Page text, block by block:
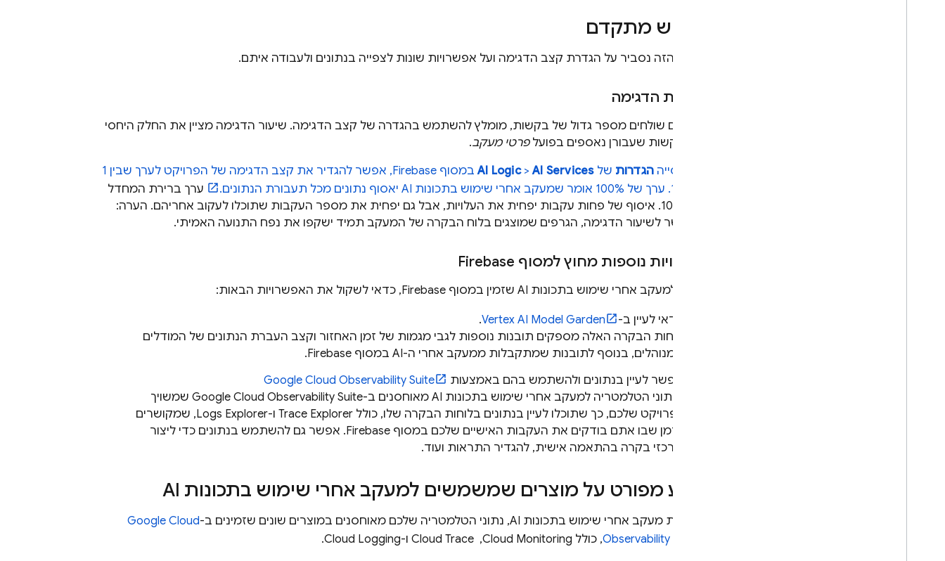
שימוש מתקדם
בסעיף הזה נסביר על הגדרת קצב הדגימה ועל אפשרויות שונות לצפייה בנתונים ולעבודה איתם.
תדירות הדגימה
אם אתם שולחים מספר גדול של בקשות, מומלץ להשתמש בהגדרה של קצב הדגימה. שיעור הדגימה מציין את החלק היחסי
של הבקשות שעבורן נאספים בפועלפרטי מעקב.
בכרטיסייה הגדרות של AI Logic>AI Services במסוףFirebase
, אפשר להגדיר את קצב הדגימה של הפרויקט לערך שבין 1
ערך ברירת המחדל
הוא 100%. איסוף של פחות עקבות יפחית את העלויות, אבל גם יפחית את מספר העקבות שתוכלו לעקוב אחריהם. הערה:
ללא קשר לשיעור הדגימה, הגרפים שמוצגים בלוח הבקרה של המעקב תמיד ישקפו את נפח התנועה האמיתי.
אפשרויות נוספות מחוץ למסוף Firebase
בנוסף למעקב אחרי שימוש בתכונות AI שזמין במסוף Firebase, כדאי לשקול את האפשרויות הבאות:
כדאי לעיין ב- Vertex AI Model Garden
.
לוחות הבקרה האלה מספקים תובנות נוספות לגבי מגמות של זמן האחזור וקצב העברת הנתונים של המודלים
המנוהלים, בנוסף לתובנות שמתקבלות ממעקב אחרי ה-AI במסוף
Firebase
.
אפשר לעיין בנתונים ולהשתמש בהם באמצעות
Google Cloud Observability Suite
. נתוני הטלמטריה למעקב אחרי שימוש בתכונות AI מאוחסנים ב-
Google Cloud Observability Suite
שמשויך
לפרויקט שלכם, כך שתוכלו לעיין בנתונים בלוחות הבקרה שלו, כולל Trace Explorer ו-Logs Explorer, שמקושרים
לזמן שבו אתם בודקים את העקבות האישיים שלכם במסוף Firebase. אפשר גם להשתמש בנתונים כדי ליצור
מרכזי בקרה בהתאמה אישית, להגדיר התראות ועוד.
מידע מפורט על מוצרים שמשמשים למעקב אחרי שימוש בתכונות AI
במסגרת מעקב אחרי שימוש בתכונות AI, נתוני הטלמטריה שלכם מאוחסנים במוצרים שונים שזמינים ב-
Google Cloud
Observability Suite, כולל Cloud Monitoring
, ‏
Cloud Trace ו-Cloud Logging
.